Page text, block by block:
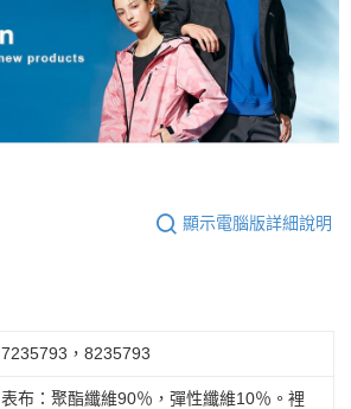
顯示電腦版詳細說明
7235793，8235793
表布：聚酯纖維90％，彈性纖維10％。裡